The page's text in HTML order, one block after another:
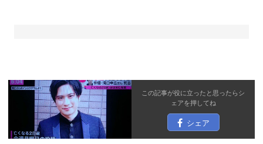
この記事が役に立ったと思ったらシ
ェアを押してね
シェア